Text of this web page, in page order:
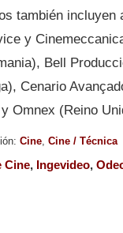
también
y
Bell
Cenario
Omnex (Reino
Cine Cine / Técnica
Cine, Ingevideo,